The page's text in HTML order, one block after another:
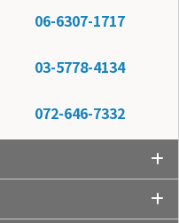
06-6307-1717
03-5778-4134
072-646-7332